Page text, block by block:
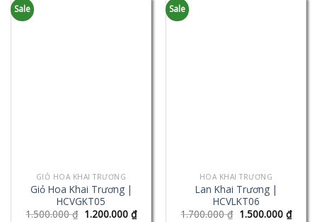
Sale
GIỎ HOA KHAI TRƯƠNG
Giỏ Hoa Khai Trương |
HCVGKT05
1.500.000₫ 1.200.000 ₫
Sale
HOA KHAI TRƯƠNG
Lan Khai Trương |
HCVLKT06
1.700.000₫ 1.500.000 ₫